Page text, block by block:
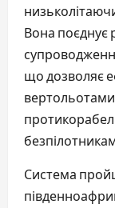
Вона поєднує
що дозволяє
Система